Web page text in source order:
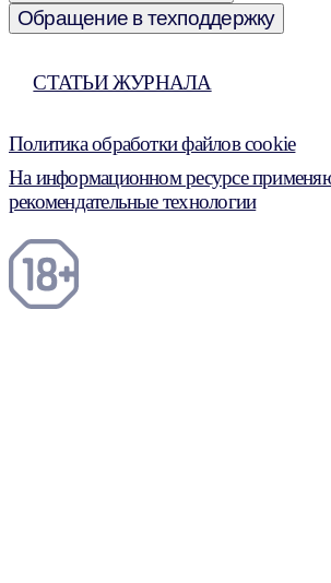
Обращение в техподдержку
СТАТЬИ ЖУРНАЛА
Политика обработки файлов cookie
На информационном ресурсе
рекомендательные технологии